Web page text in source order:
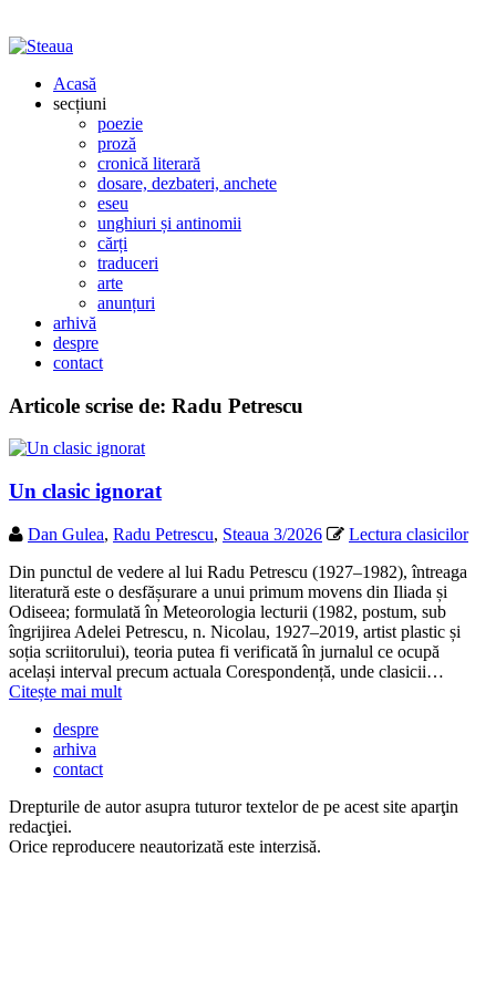
Acasă
secțiuni
poezie
proză
cronică literară
dosare, dezbateri, anchete
eseu
unghiuri și antinomii
cărți
traduceri
arte
anunțuri
arhivă
despre
contact
Articole scrise de: Radu Petrescu
Un clasic ignorat
Dan Gulea, Radu Petrescu, Steaua 3/2026
Lectura clasicilor
Din punctul de vedere al lui Radu Petrescu (1927–1982), întreaga
literatură este o desfășurare a unui primum movens din Iliada și
Odiseea; formulată în Meteorologia lecturii (1982, postum, sub
îngrijirea Adelei Petrescu, n. Nicolau, 1927–2019, artist plastic și
soția scriitorului), teoria putea fi verificată în jurnalul ce ocupă
același interval precum actuala Corespondență, unde clasicii…
Citește mai mult
despre
arhiva
contact
Drepturile de autor asupra tuturor textelor de pe acest site aparţin
redacţiei.
Orice reproducere neautorizată este interzisă.